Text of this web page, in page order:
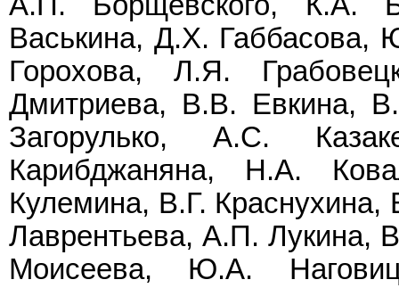
Васькина, Д.Х. Габбасова,
Горохова, Л.Я.
Дмитриева, В.В. Евкина,
Загорулько, А.С.
Карибджаняна, Н.А.
Кулемина, В.Г.
Лаврентьева, А.П. Лукина,
Моисеева, Ю.А.